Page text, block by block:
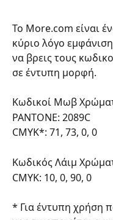
Το More.com είναι
κύριο λόγο
να βρεις τους
σε έντυπη μορφή.
Κωδικοί Μωβ
PANTONE: 2089C
CMYK*: 71, 73, 0, 0
Κωδικός Λάιμ
CMYK: 10, 0, 90, 0
* Για έντυπη χρήση